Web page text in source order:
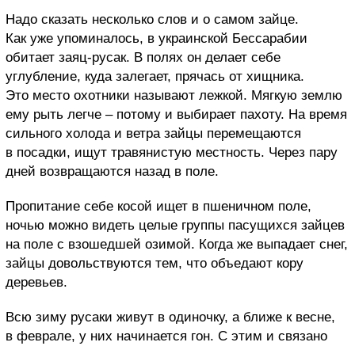
Надо сказать несколько слов и о самом зайце.
Как уже упоминалось, в украинской Бессарабии
обитает заяц-русак. В полях он делает себе
углубление, куда залегает, прячась от хищника.
Это место охотники называют лежкой. Мягкую землю
ему рыть легче – потому и выбирает пахоту. На время
сильного холода и ветра зайцы перемещаются
в посадки, ищут травянистую местность. Через пару
дней возвращаются назад в поле.
Пропитание себе косой ищет в пшеничном поле,
ночью можно видеть целые группы пасущихся зайцев
на поле с взошедшей озимой. Когда же выпадает снег,
зайцы довольствуются тем, что объедают кору
деревьев.
Всю зиму русаки живут в одиночку, а ближе к весне,
в феврале, у них начинается гон. С этим и связано